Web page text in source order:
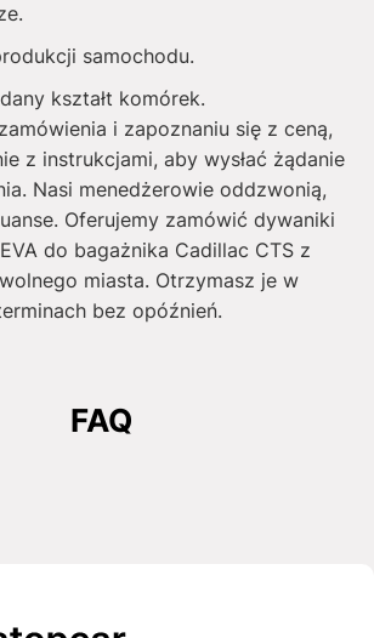
samochodu.
kształt komórek.
i zapoznaniu się z ceną,
z instrukcjami, aby wysłać żądanie
Nasi menedżerowie oddzwonią,
Oferujemy zamówić dywaniki
do bagażnika Cadillac CTS z
miasta. Otrzymasz je w
bez opóźnień.
FAQ